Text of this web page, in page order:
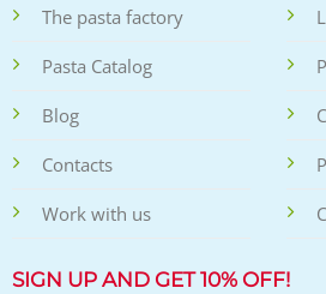
The pasta factory
Pasta Catalog
Blog
Contacts
Work with us
SIGN UP AND GET 10% OFF!